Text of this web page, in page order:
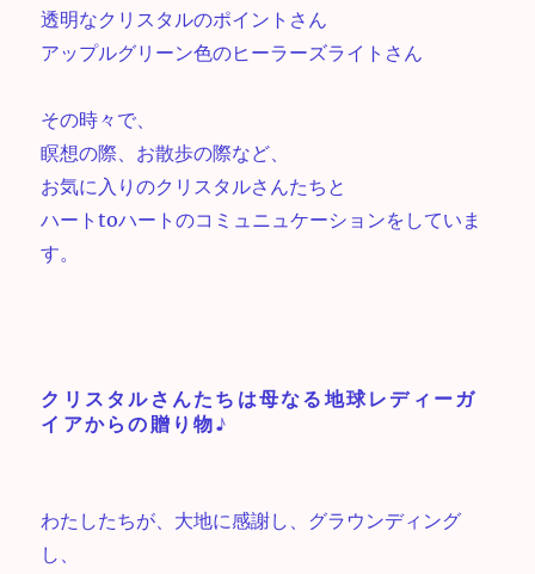
透明なクリスタルのポイントさん
アップルグリーン色のヒーラーズライトさん
その時々で、
瞑想の際、お散歩の際など、
お気に入りのクリスタルさんたちと
ハートtoハートのコミュニュケーションをしていま
す。
クリスタルさんたちは母なる地球レディーガ
イアからの贈り物♪
わたしたちが、大地に感謝し、グラウンディング
し、